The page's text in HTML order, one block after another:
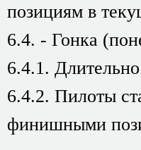
позициям в
6.4. - Гонка
6.4.1.
6.4.2. Пилоты
финишными